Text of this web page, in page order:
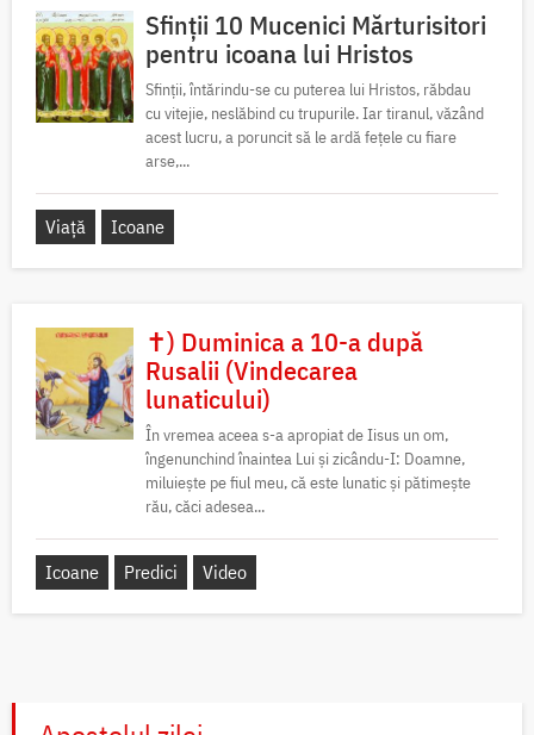
Sfinții 10 Mucenici Mărturisitori
pentru icoana lui Hristos
Sfinții, întărindu-se cu puterea lui Hristos, răbdau
cu vitejie, neslăbind cu trupurile. Iar tiranul, văzând
acest lucru, a poruncit să le ardă fețele cu fiare
arse,...
Viață Icoane
✝) Duminica a 10-a după
Rusalii (Vindecarea
lunaticului)
În vremea aceea s-a apropiat de Iisus un om,
îngenunchind înaintea Lui și zicându-I: Doamne,
miluiește pe fiul meu, că este lunatic și pătimește
rău, căci adesea...
Icoane Predici Video